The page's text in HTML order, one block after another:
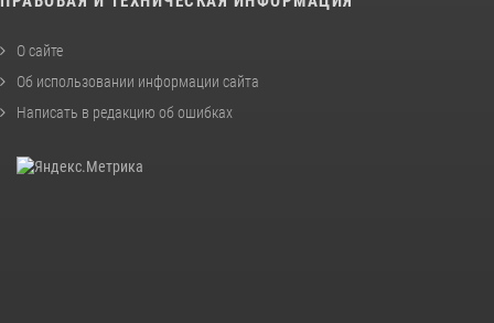
О сайте
Об использовании информации сайта
Написать в редакцию об ошибках